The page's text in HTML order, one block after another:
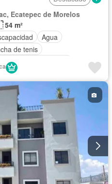
Ecatepec de Morelos
54 m²
Agua
de tenis
cerrado de televisión
Cocina integral
servicio
Electricidad
Internet
Jardín
Seguridad
verdes